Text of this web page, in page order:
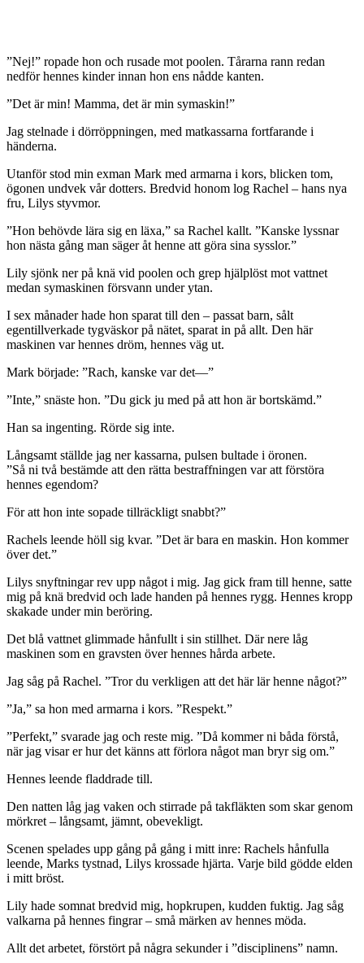
”Nej!” ropade hon och rusade mot poolen. Tårarna rann redan
nedför hennes kinder innan hon ens nådde kanten.
”Det är min! Mamma, det är min symaskin!”
Jag stelnade i dörröppningen, med matkassarna fortfarande i
händerna.
Utanför stod min exman Mark med armarna i kors, blicken tom,
ögonen undvek vår dotters. Bredvid honom log Rachel – hans nya
fru, Lilys styvmor.
”Hon behövde lära sig en läxa,” sa Rachel kallt. ”Kanske lyssnar
hon nästa gång man säger åt henne att göra sina sysslor.”
Lily sjönk ner på knä vid poolen och grep hjälplöst mot vattnet
medan symaskinen försvann under ytan.
I sex månader hade hon sparat till den – passat barn, sålt
egentillverkade tygväskor på nätet, sparat in på allt. Den här
maskinen var hennes dröm, hennes väg ut.
Mark började: ”Rach, kanske var det—”
”Inte,” snäste hon. ”Du gick ju med på att hon är bortskämd.”
Han sa ingenting. Rörde sig inte.
Långsamt ställde jag ner kassarna, pulsen bultade i öronen.
”Så ni två bestämde att den rätta bestraffningen var att förstöra
hennes egendom?
För att hon inte sopade tillräckligt snabbt?”
Rachels leende höll sig kvar. ”Det är bara en maskin. Hon kommer
över det.”
Lilys snyftningar rev upp något i mig. Jag gick fram till henne, satte
mig på knä bredvid och lade handen på hennes rygg. Hennes kropp
skakade under min beröring.
Det blå vattnet glimmade hånfullt i sin stillhet. Där nere låg
maskinen som en gravsten över hennes hårda arbete.
Jag såg på Rachel. ”Tror du verkligen att det här lär henne något?”
”Ja,” sa hon med armarna i kors. ”Respekt.”
”Perfekt,” svarade jag och reste mig. ”Då kommer ni båda förstå,
när jag visar er hur det känns att förlora något man bryr sig om.”
Hennes leende fladdrade till.
Den natten låg jag vaken och stirrade på takfläkten som skar genom
mörkret – långsamt, jämnt, obevekligt.
Scenen spelades upp gång på gång i mitt inre: Rachels hånfulla
leende, Marks tystnad, Lilys krossade hjärta. Varje bild gödde elden
i mitt bröst.
Lily hade somnat bredvid mig, hopkrupen, kudden fuktig. Jag såg
valkarna på hennes fingrar – små märken av hennes möda.
Allt det arbetet, förstört på några sekunder i ”disciplinens” namn.